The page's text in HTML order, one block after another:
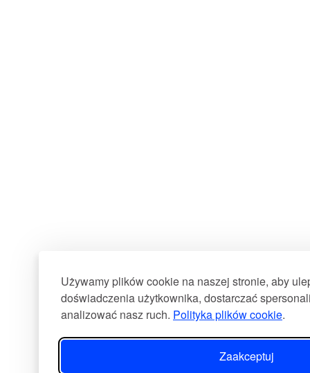
Używamy plików cookie na naszej stronie, aby
doświadczenia użytkownika, dostarczać
analizować nasz ruch. Polityka plików cookie.
Zaakceptuj